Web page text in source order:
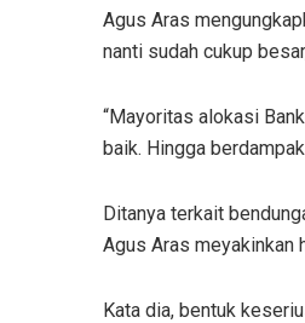
Agus Aras
nanti sudah cukup
“Mayoritas alokasi
baik. Hingga
Ditanya terkait
Agus Aras meyakinkan
Kata dia, bentuk